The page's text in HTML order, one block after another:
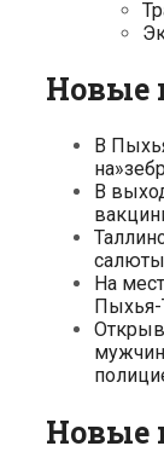
Новые
В
В
салюты
На
Пыхья-
Новые